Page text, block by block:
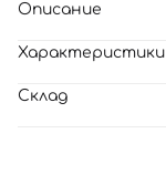
Описание
Характеристики
Склад